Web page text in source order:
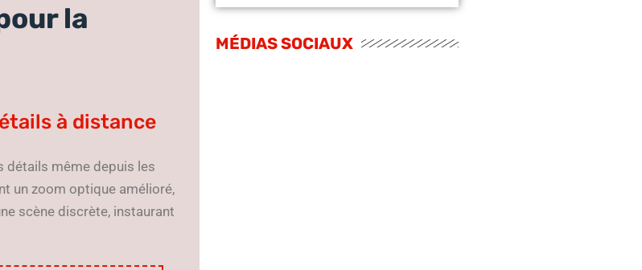
la
à distance
détails même depuis les
un zoom optique amélioré,
scène discrète, instaurant
MÉDIAS SOCIAUX